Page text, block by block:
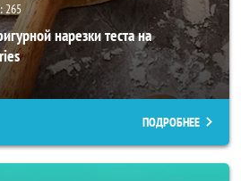
265
нарезки теста на
ПОДРОБНЕЕ